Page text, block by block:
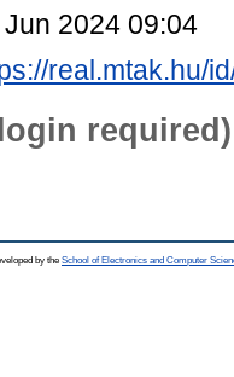
Jun 2024 09:04
real.mtak.hu/
required)
by the School of Electronics and Computer